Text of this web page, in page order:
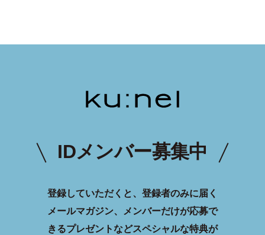
IDメンバー募集中
登録していただくと、登録者のみに届く
メールマガジン、メンバーだけが応募で
きるプレゼントなどスペシャルな特典が